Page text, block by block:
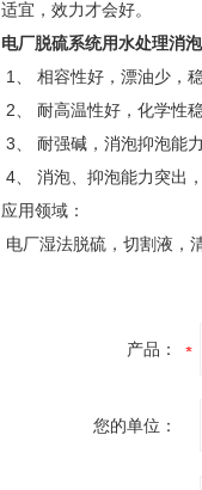
适宜，效力才会好。
电厂脱硫系统用水处理消
1、 相容性好，漂油少，
2、 耐高温性好，化学性
3、 耐强碱，消泡抑泡能
4、 消泡、抑泡能力突出
应用领域：
电厂湿法脱硫，切割液，
产品：
您的单位：